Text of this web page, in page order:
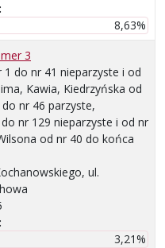
8,63%
3
1 do nr 41 nieparzyste i od
Kawia, Kiedrzyńska od
nr 46 parzyste,
nr 129 nieparzyste i od nr
od nr 40 do końca
ul.
3,21%